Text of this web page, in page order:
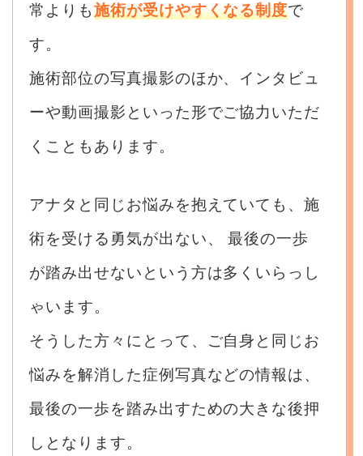
常よりも施術が受けやすくなる制度で
す。
施術部位の写真撮影のほか、インタビュ
ーや動画撮影といった形でご協力いただ
くこともあります。
アナタと同じお悩みを抱えていても、施
術を受ける勇気が出ない、
最後の一歩
が踏み出せないという方は多くいらっし
ゃいます。
そうした方々にとって、ご自身と同じお
悩みを解消した症例写真などの情報は、
最後の一歩を踏み出すための大きな後押
しとなります。